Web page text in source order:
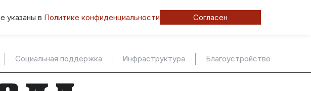
указаны в Политике конфиденциальности Согласен
Социальная поддержка Инфраструктура Благоустройство